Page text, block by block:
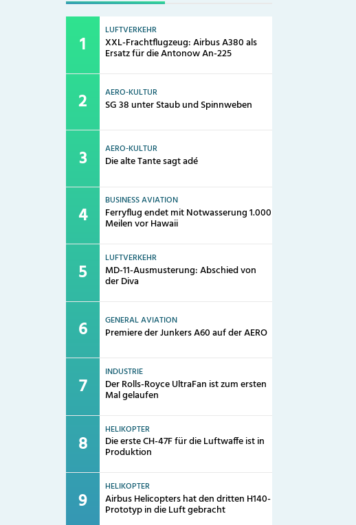
LUFTVERKEHR
XXL-Frachtflugzeug: Airbus A380 als
Ersatz für die Antonow An-225
AERO-KULTUR
SG 38 unter Staub und Spinnweben
AERO-KULTUR
Die alte Tante sagt adé
BUSINESS AVIATION
Ferryflug endet mit Notwasserung 1.000
Meilen vor Hawaii
LUFTVERKEHR
MD-11-Ausmusterung: Abschied von
der Diva
GENERAL AVIATION
Premiere der Junkers A60 auf der AERO
INDUSTRIE
Der Rolls-Royce UltraFan ist zum ersten
Mal gelaufen
HELIKOPTER
Die erste CH-47F für die Luftwaffe ist in
Produktion
HELIKOPTER
Airbus Helicopters hat den dritten H140-
Prototyp in die Luft gebracht